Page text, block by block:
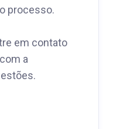
processo.
em contato
a